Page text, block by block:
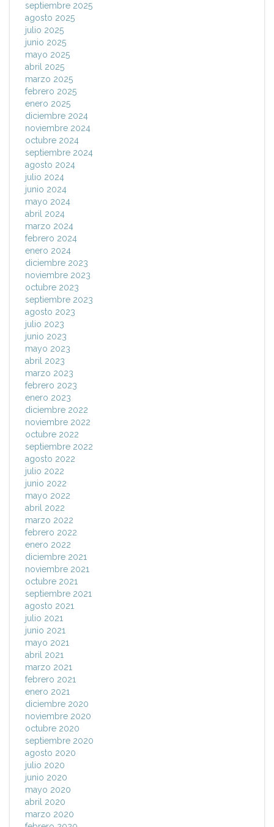
septiembre 2025
agosto 2025
julio 2025
junio 2025
mayo 2025
abril 2025
marzo 2025
febrero 2025
enero 2025
diciembre 2024
noviembre 2024
octubre 2024
septiembre 2024
agosto 2024
julio 2024
junio 2024
mayo 2024
abril 2024
marzo 2024
febrero 2024
enero 2024
diciembre 2023
noviembre 2023
octubre 2023
septiembre 2023
agosto 2023
julio 2023
junio 2023
mayo 2023
abril 2023
marzo 2023
febrero 2023
enero 2023
diciembre 2022
noviembre 2022
octubre 2022
septiembre 2022
agosto 2022
julio 2022
junio 2022
mayo 2022
abril 2022
marzo 2022
febrero 2022
enero 2022
diciembre 2021
noviembre 2021
octubre 2021
septiembre 2021
agosto 2021
julio 2021
junio 2021
mayo 2021
abril 2021
marzo 2021
febrero 2021
enero 2021
diciembre 2020
noviembre 2020
octubre 2020
septiembre 2020
agosto 2020
julio 2020
junio 2020
mayo 2020
abril 2020
marzo 2020